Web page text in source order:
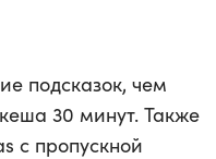
подсказок, чем
30 минут. Также
с пропускной